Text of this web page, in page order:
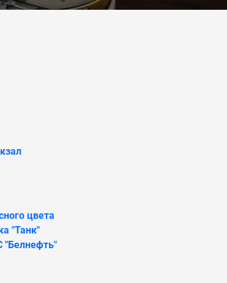
цвета
"Танк"
"Белнефть"